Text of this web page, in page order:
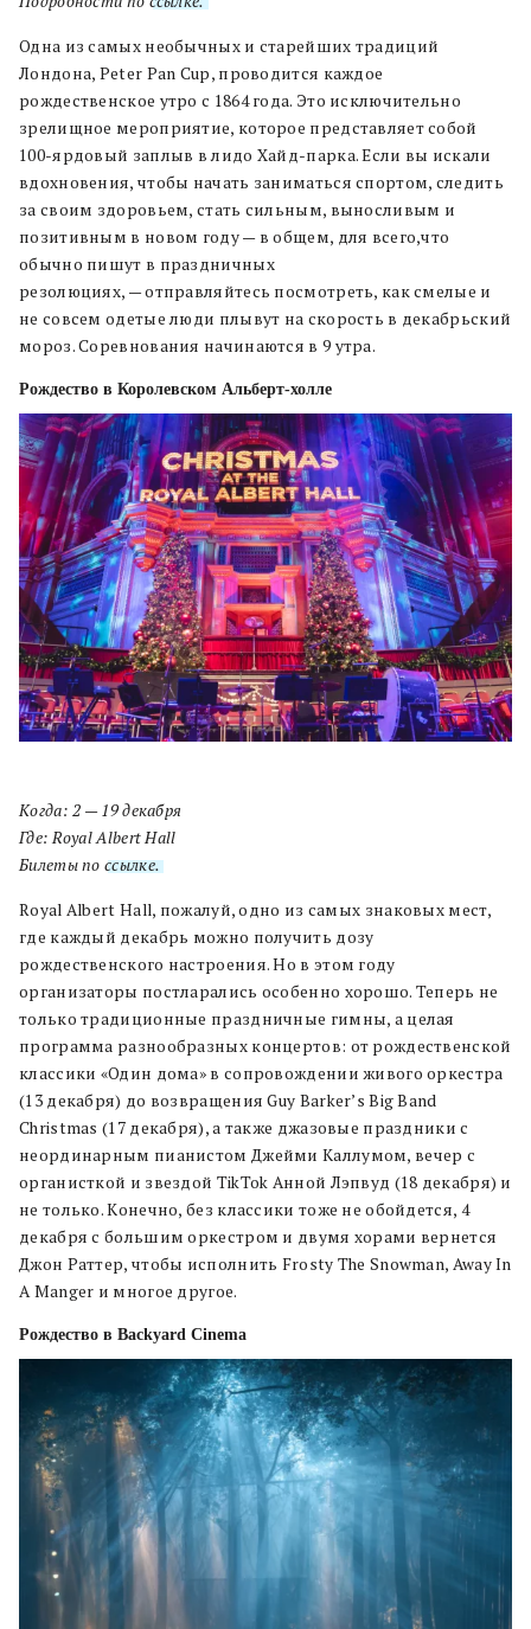
Одна из самых необычных и старейших традиций
Лондона, Peter Pan Cup, проводится каждое
рождественское утро с 1864 года. Это исключительно
зрелищное мероприятие, которое представляет собой
100-ярдовый заплыв в лидо Хайд-парка. Если вы искали
вдохновения, чтобы начать заниматься спортом, следить
за своим здоровьем, стать сильным, выносливым и
позитивным в новом году — в общем, для всего,что
обычно пишут в праздничных
резолюциях, — отправляйтесь посмотреть, как смелые и
не совсем одетые люди плывут на скорость в декабрьский
мороз. Соревнования начинаются в 9 утра.
Рождество в Королевском Альберт-холле
Когда: 2 — 19 декабря
Где: Royal Albert Hall
Билеты по ссылке.
Royal Albert Hall, пожалуй, одно из самых знаковых мест,
где каждый декабрь можно получить дозу
рождественского настроения. Но в этом году
организаторы постларались особенно хорошо. Теперь не
только традиционные праздничные гимны, а целая
программа разнообразных концертов: от рождественской
классики «Один дома» в сопровождении живого оркестра
(13 декабря) до возвращения Guy Barker’s Big Band
Christmas (17 декабря), а также джазовые праздники с
неординарным пианистом Джейми Каллумом, вечер с
органисткой и звездой TikTok Анной Лэпвуд (18 декабря) и
не только. Конечно, без классики тоже не обойдется, 4
декабря с большим оркестром и двумя хорами вернется
Джон Раттер, чтобы исполнить Frosty The Snowman, Away In
A Manger и многое другое.
Рождество в Backyard Cinema